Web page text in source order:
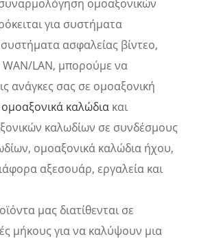
ομοαξονικών
για συστήματα
ασφαλείας βίντεο,
WAN/LAN, μπορούμε να
ανάγκες σας σε ομοαξονική
ομοαξονικά καλώδιακαι
καλωδίων σε συνδέσμους
ομοαξονικά καλώδια ήχου,
αξεσουάρ, εργαλεία και
μας διατίθενται σε
μήκους για να καλύψουν μια